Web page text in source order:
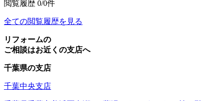
閲覧履歴 0/0件
全ての閲覧履歴を見る
リフォームの
ご相談はお近くの支店へ
千葉県の支店
千葉中央支店